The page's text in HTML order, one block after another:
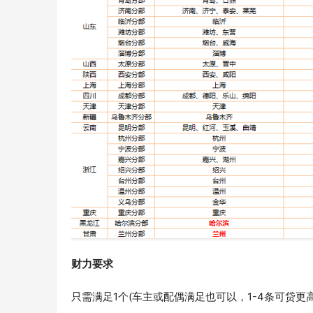
财力要求
只需满足1个(车主或配偶满足也可以，1-4条可贷更